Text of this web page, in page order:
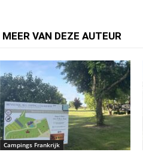
MEER VAN DEZE AUTEUR
Campings Frankrijk